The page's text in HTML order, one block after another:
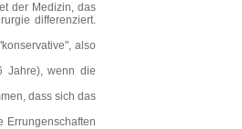
der Medizin, das
differenziert.
also
Jahre), wenn die
dass sich das
Errungenschaften